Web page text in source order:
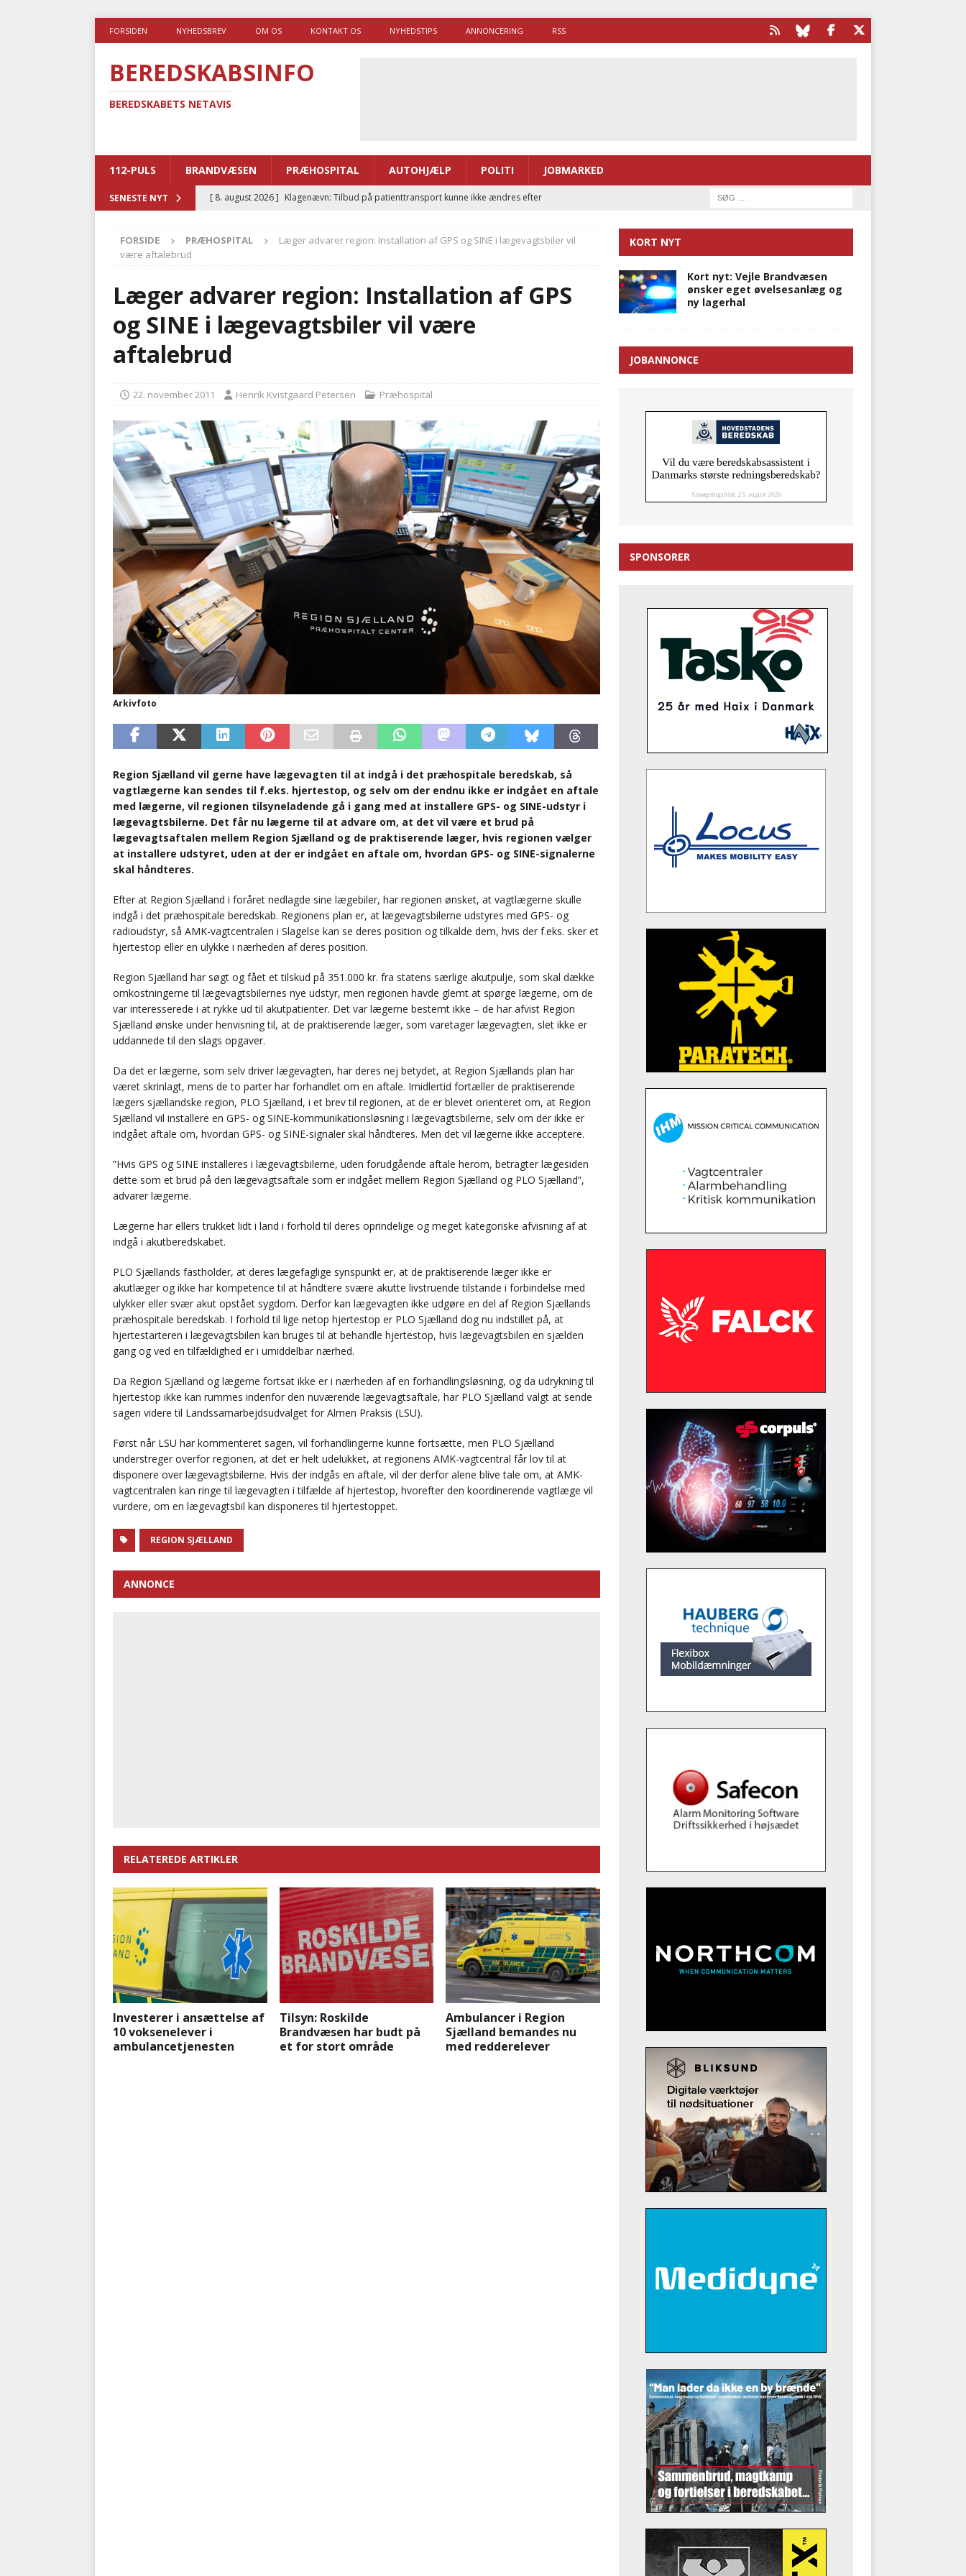
FORSIDEN NYHEDSBREV OM OS KONTAKT OS NYHEDSTIPS ANNONCERING RSS
BEREDSKABSINFO
BEREDSKABETS NETAVIS
112-PULS BRANDVÆSEN PRÆHOSPITAL AUTOHJÆLP POLITI JOBMARKED
SENESTE NYT [ 8. august 2026 ] Klagenævn: Tilbud på patienttransport kunne ikke ændres efter
[ 7. august 2026 ] Branche kræver at beskyttelseskøretøjer bliver lovpligtige ved arbejde i
[ 6. august 2026 ]
Brandvæsenernes gennemsnitlige responstid steg med 9 sekunder i 2025
BRANDVÆSEN
[ 5. august 2026 ]
[ 9. august 2026 ] Målrettet indsats reducerede 112-opkald fra hyppige indringere med op til
FORSIDE PRÆHOSPITAL
Læger advarer region: Installation af GPS og SINE i lægevagtsbiler vil
være aftalebrud
Læger advarer region: Installation af GPS
og SINE i lægevagtsbiler vil være
aftalebrud
22. november 2011 Henrik Kvistgaard Petersen Præhospital
Arkivfoto
Region Sjælland vil gerne have lægevagten til at indgå i det præhospitale beredskab, så
vagtlægerne kan sendes til f.eks. hjertestop, og selv om der endnu ikke er indgået en aftale
med lægerne, vil regionen tilsyneladende gå i gang med at installere GPS- og SINE-udstyr i
lægevagtsbilerne. Det får nu lægerne til at advare om, at det vil være et brud på
lægevagtsaftalen mellem Region Sjælland og de praktiserende læger, hvis regionen vælger
at installere udstyret, uden at der er indgået en aftale om, hvordan GPS- og SINE-signalerne
skal håndteres.
Efter at Region Sjælland i foråret nedlagde sine lægebiler, har regionen ønsket, at vagtlægerne skulle
indgå i det præhospitale beredskab. Regionens plan er, at lægevagtsbilerne udstyres med GPS- og
radioudstyr, så AMK-vagtcentralen i Slagelse kan se deres position og tilkalde dem, hvis der f.eks. sker et
hjertestop eller en ulykke i nærheden af deres position.
Region Sjælland har søgt og fået et tilskud på 351.000 kr. fra statens særlige akutpulje, som skal dække
omkostningerne til lægevagtsbilernes nye udstyr, men regionen havde glemt at spørge lægerne, om de
var interesserede i at rykke ud til akutpatienter. Det var lægerne bestemt ikke – de har afvist Region
Sjælland ønske under henvisning til, at de praktiserende læger, som varetager lægevagten, slet ikke er
uddannede til den slags opgaver.
Da det er lægerne, som selv driver lægevagten, har deres nej betydet, at Region Sjællands plan har
været skrinlagt, mens de to parter har forhandlet om en aftale. Imidlertid fortæller de praktiserende
lægers sjællandske region, PLO Sjælland, i et brev til regionen, at de er blevet orienteret om, at Region
Sjælland vil installere en GPS- og SINE-kommunikationsløsning i lægevagtsbilerne, selv om der ikke er
indgået aftale om, hvordan GPS- og SINE-signaler skal håndteres. Men det vil lægerne ikke acceptere.
”Hvis GPS og SINE installeres i lægevagtsbilerne, uden forudgående aftale herom, betragter lægesiden
dette som et brud på den lægevagtsaftale som er indgået mellem Region Sjælland og PLO Sjælland”,
advarer lægerne.
Lægerne har ellers trukket lidt i land i forhold til deres oprindelige og meget kategoriske afvisning af at
indgå i akutberedskabet.
PLO Sjællands fastholder, at deres lægefaglige synspunkt er, at de praktiserende læger ikke er
akutlæger og ikke har kompetence til at håndtere svære akutte livstruende tilstande i forbindelse med
ulykker eller svær akut opstået sygdom. Derfor kan lægevagten ikke udgøre en del af Region Sjællands
præhospitale beredskab. I forhold til lige netop hjertestop er PLO Sjælland dog nu indstillet på, at
hjertestarteren i lægevagtsbilen kan bruges til at behandle hjertestop, hvis lægevagtsbilen en sjælden
gang og ved en tilfældighed er i umiddelbar nærhed.
Da Region Sjælland og lægerne fortsat ikke er i nærheden af en forhandlingsløsning, og da udrykning til
hjertestop ikke kan rummes indenfor den nuværende lægevagtsaftale, har PLO Sjælland valgt at sende
sagen videre til Landssamarbejdsudvalget for Almen Praksis (LSU).
Først når LSU har kommenteret sagen, vil forhandlingerne kunne fortsætte, men PLO Sjælland
understreger overfor regionen, at det er helt udelukket, at regionens AMK-vagtcentral får lov til at
disponere over lægevagtsbilerne. Hvis der indgås en aftale, vil der derfor alene blive tale om, at AMK-
vagtcentralen kan ringe til lægevagten i tilfælde af hjertestop, hvorefter den koordinerende vagtlæge vil
vurdere, om en lægevagtsbil kan disponeres til hjertestoppet.
REGION SJÆLLAND
ANNONCE
RELATEREDE ARTIKLER
Investerer i ansættelse af
10 voksenelever i
ambulancetjenesten
Tilsyn: Roskilde
Brandvæsen har budt på
et for stort område
Ambulancer i Region
Sjælland bemandes nu
med redderelever
KORT NYT
Kort nyt: Vejle Brandvæsen
ønsker eget øvelsesanlæg og
ny lagerhal
JOBANNONCE
SPONSORER